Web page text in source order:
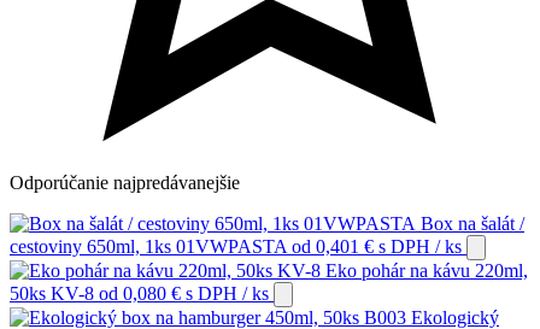
Odporúčanie najpredávanejšie
Box na šalát /
cestoviny 650ml, 1ks 01VWPASTA od 0,401 € s DPH / ks
Eko pohár na kávu 220ml,
50ks KV-8 od 0,080 € s DPH / ks
Ekologický